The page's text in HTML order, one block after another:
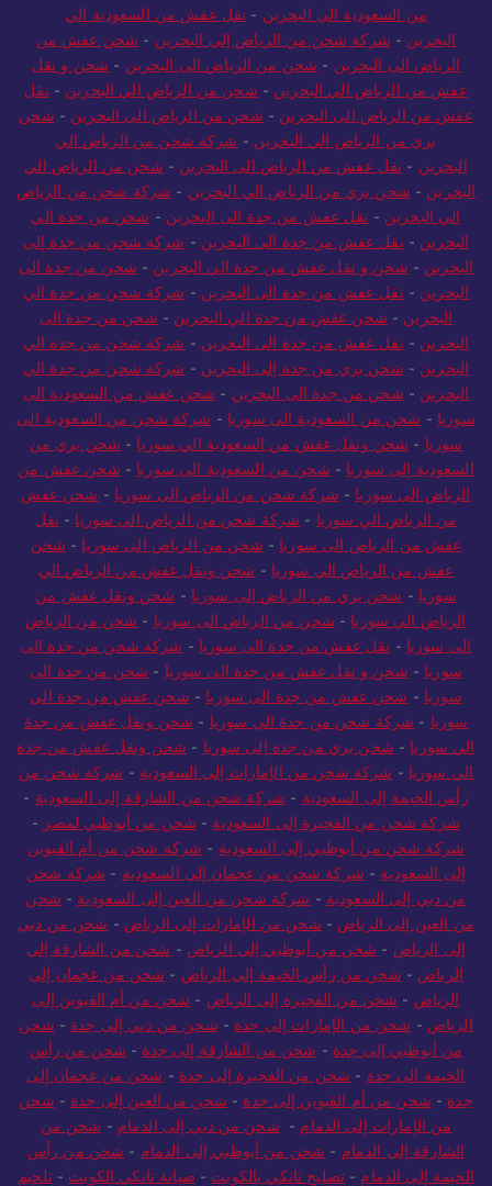
السعودية الى البحرين- نقل عفش من السعودية الي البحرين-
من السعودية الي البحرين-نقل عفش من السعودية الي
البحرين- شركة شحن من الرياض إلى البحرين-شحن عفش من
الرياض الى البحرين
-شحن من الرياض الى البحرين -شحن و نقل
عفش من الرياض الي البحرين -شحن من الرياض الي البحرين -نقل
عفش من الرياض الى البحرين-شحن من الرياض الى البحرين-
بري من الرياض الي البحرين-
شركة شحن من الرياض الي
البحرين-نقل عفش من الرياض الى البحرين-شحن من الرياض الي
البحرين-شحن بري من الرياض الي البحرين-شركة شحن من الرياض
الي البحرين
-نقل عفش من جدة الى البحرين -شحن من جدة الي
البحرين -نقل عفش من جدة الى البحرين -شركة شحن من جدة إلى
البحرين- شحن و نقل عفش من جدة الي البحرين-شحن من جدة الى
البحرين - نقل عفش من جدة الى البحرين -شركة شحن من جدة الي
البحرين -شحن عفش من جدة الي البحرين-شحن من جدة الى
البحرين - نقل عفش من جدة الى البحرين - شركة شحن من جدة الي
البحرين - شحن بري من جدة إلى البحرين-شركة شحن من جدة الي
البحرين -شحن من جدة الى البحرين- شحن عفش من السعودية الى
سوريا - شحن من السعودية الى سوريا-شركة شحن من السعودية الى
سوريا-شحن ونقل عفش من السعودية الي سوريا - شحن بري من
السعودية إلى سوريا-شحن من السعودية الى سوريا -شحن عفش من
الرياض الى سوريا
- شركة شحن من الرياض الى سوريا - شحن عفش
من الرياض الي سوريا-شركة شحن من الرياض الي سوريا-نقل
عفش من الرياض الى سوريا -شحن من الرياض الى سوريا-
شحن
عفش من الرياض الي سوريا- شحن ونقل عفش من الرياض الي
سوريا
-شحن بري من الرياض إلى سوريا -شحن ونقل عفش من
الرياض الي سوريا-شحن من الرياض الى سوريا-شحن من الرياض
الى سوريا-نقل عفش من جدة الى سوريا-شركة شحن من جدة الى
سوريا - شحن و نقل عفش من جدة الى سوريا- شحن من جدة الى
سوريا -شحن عفش من جدة الى سوريا -شحن عفش من جدة الي
سوريا-شركة شحن من جدة الي سوريا-شحن ونقل عفش من جدة
الي سوريا- شحن بري من جدة إلى سوريا -شحن ونقل عفش من جدة
الي سوريا -شركة شحن من الإمارات إلى السعودية- شركة شحن من
رأس الخيمة إلى السعودية -شركة شحن من الشارقة إلى السعودية-
شركة شحن من الفجيرة إلى السعودية -شحن من أبوظبي لمصر-
شركة شحن من أبوظبي إلى السعودية-شركة شحن من أم القيوين
إلى السعودية- شركة شحن من عجمان إلى السعودية-شركة شحن
من دبي إلى السعودية - شركة شحن من العين إلى السعودية- شحن
من العين إلى الرياض -شحن من الإمارات إلى الرياض- شحن من دبي
إلى الرياض-شحن من أبوظبي إلى الرياض -شحن من الشارقة إلى
الرياض
- شحن من رأس الخيمة إلى الرياض-شحن من عجمان إلى
الرياض -شحن من الفجيرة إلى الرياض -شحن من أم القيوين إلى
الرياض-شحن من الإمارات إلى جدة- شحن من دبي إلى جدة- شحن
من أبوظبي إلى جدة- شحن من الشارقة إلى جدة- شحن من رأس
الخيمة الى جدة - شحن من الفجيرة إلى جدة - شحن من عجمان إلى
جدة- شحن من أم القيوين إلى جدة -شحن من العين إلى جدة- شحن
من الإمارات إلى الدمام-شحن من دبي إلى الدمام-شحن من
الشارقة إلى الدمام- شحن من أبوظبي إلى الدمام- شحن من رأس